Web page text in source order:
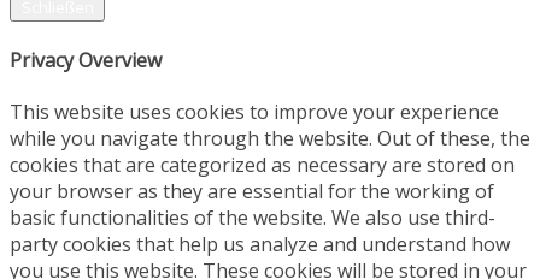
Privacy Overview
This website uses cookies to improve your experience
while you navigate through the website. Out of these, the
cookies that are categorized as necessary are stored on
your browser as they are essential for the working of
basic functionalities of the website. We also use third-
party cookies that help us analyze and understand how
you use this website. These cookies will be stored in your